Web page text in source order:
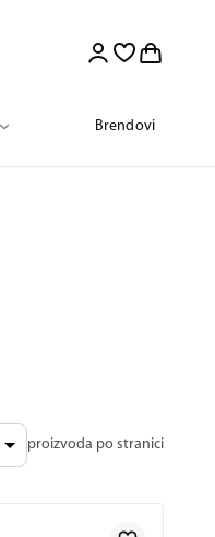
Brendovi
proizvoda po stranici